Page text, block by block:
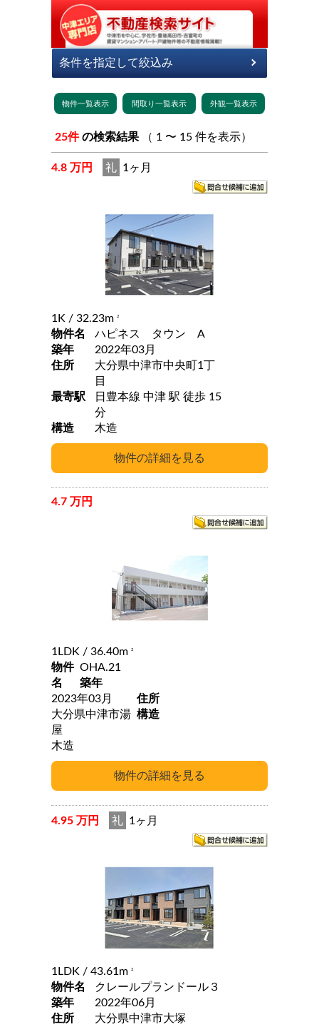
25件 の検索結果 （ 1 〜 15 件を表示）
4.8 万円 礼 1ヶ月
1K / 32.23m 2
物件名
ハピネス タウン A
築年
2022年03月
住所
大分県中津市中央町1丁
目
最寄駅
日豊本線 中津 駅 徒歩 15
分
構造
木造
4.7 万円
1LDK / 36.40m 2
物件
名
OHA.21
築年
2023年03月
住所
大分県中津市湯
屋
構造
木造
4.95 万円 礼 1ヶ月
1LDK / 43.61m 2
物件名
クレールプランドール３
築年
2022年06月
住所
大分県中津市大塚